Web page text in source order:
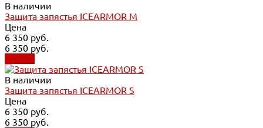
В наличии
Защита запястья ICEARMOR M
Цена
6 350 руб.
6 350 руб.
В наличии
Защита запястья ICEARMOR S
Цена
6 350 руб.
6 350 руб.